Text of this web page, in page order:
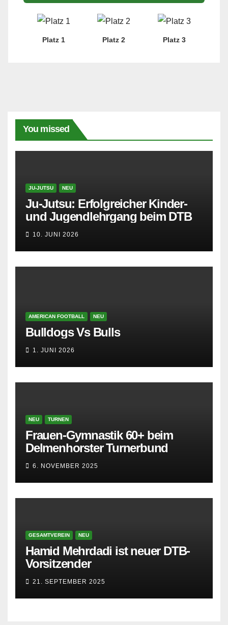
Platz 1 Platz 2 Platz 3
You missed
JU-JUTSU NEU
Ju-Jutsu: Erfolgreicher Kinder-
und Jugendlehrgang beim DTB
10. JUNI 2026
AMERICAN FOOTBALL NEU
Bulldogs Vs Bulls
1. JUNI 2026
NEU TURNEN
Frauen-Gymnastik 60+ beim
Delmenhorster Turnerbund
6. NOVEMBER 2025
GESAMTVEREIN NEU
Hamid Mehrdadi ist neuer DTB-
Vorsitzender
21. SEPTEMBER 2025